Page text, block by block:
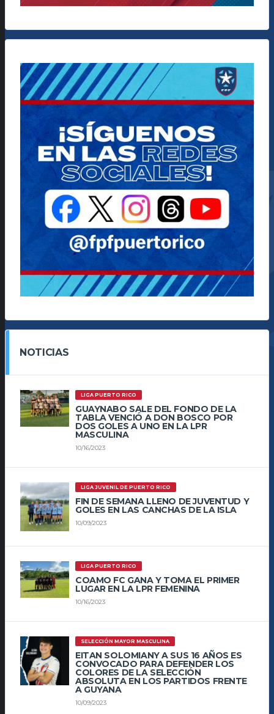
NOTICIAS
LIGA PUERTO RICO
GUAYNABO SALE DEL FONDO DE LA
TABLA VENCIÓ A DON BOSCO POR
DOS GOLES A UNO EN LA LPR
MASCULINA
10/16/2023
LIGA JUVENIL DE PUERTO RICO
FIN DE SEMANA LLENO DE JUVENTUD Y
GOLES EN LAS CANCHAS DE LA ISLA
10/09/2023
LIGA PUERTO RICO
COAMO FC GANA Y TOMA EL PRIMER
LUGAR EN LA LPR FEMENINA
10/16/2023
SELECCIÓN MAYOR MASCULINA
EITAN SOLOMIANY A SUS 16 AÑOS ES
CONVOCADO PARA DEFENDER LOS
COLORES DE LA SELECCIÓN
ABSOLUTA EN LOS PARTIDOS FRENTE
A GUYANA
10/09/2023